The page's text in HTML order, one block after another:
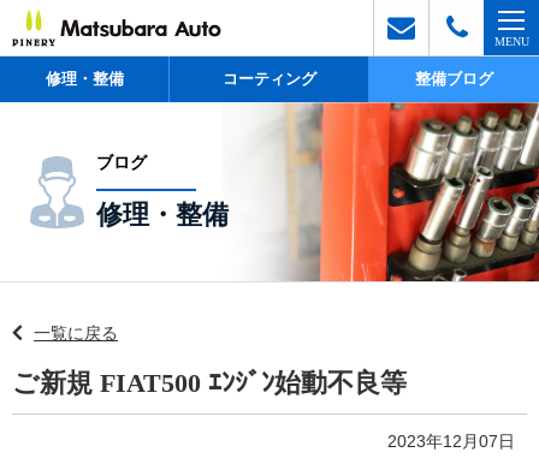
修理・整備 コーティング 整備ブログ
ブログ
修理・整備
一覧に戻る
ご新規 FIAT500 ｴﾝｼﾞﾝ始動不良等
2023年12月07日